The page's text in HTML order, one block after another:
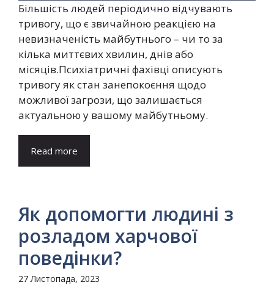
Більшість людей періодично відчувають
тривогу, що є звичайною реакцією на
невизначеність майбутнього – чи то за
кілька миттєвих хвилин, днів або
місяців.Психіатричні фахівці описують
тривогу як стан занепокоєння щодо
можливої загрози, що залишається
актуальною у вашому майбутньому.
Read more
Як допомогти людині з
розладом харчової
поведінки?
27 Листопада, 2023